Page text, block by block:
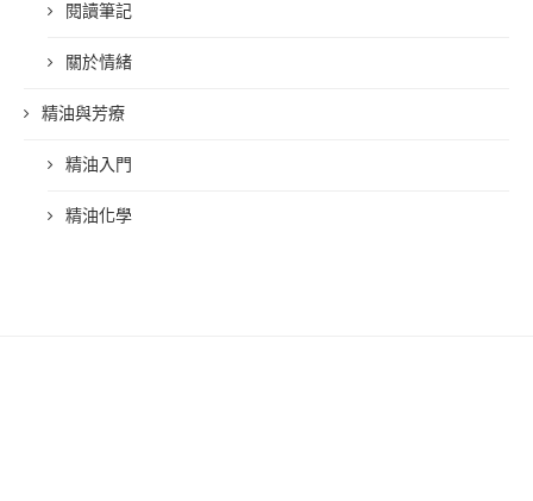
閱讀筆記
關於情緒
精油與芳療
精油入門
精油化學